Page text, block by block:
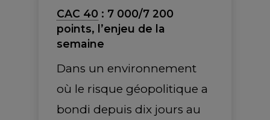
CAC 40 : 7 000/7 200
points, l’enjeu de la
semaine
Dans un environnement
où le risque géopolitique a
bondi depuis dix jours au